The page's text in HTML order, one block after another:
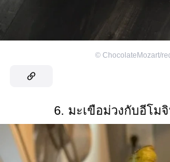
© ChocolateMozart/
6. มะเขือม่วงกับอีโม